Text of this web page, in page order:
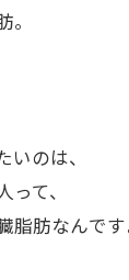
。
いのは、
って、
脂肪なんです